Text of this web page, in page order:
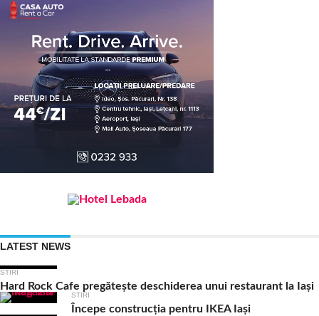
LATEST NEWS
STIRI
Hard Rock Cafe pregătește deschiderea unui restaurant la Iași
STIRI
Începe construcția pentru IKEA Iași